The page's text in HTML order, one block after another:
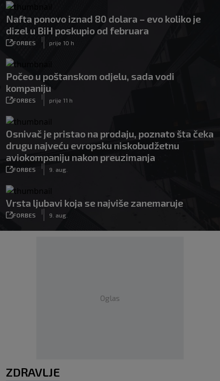
Nafta ponovo iznad 80 dolara – evo koliko je
dizel u BiH poskupio od februara
FORBES
|
prije 10 h
Počeo u poštanskom odjelu, sada vodi
kompaniju
FORBES
|
prije 11 h
Osnivač je pristao na prodaju, poznato šta čeka
drugu najveću evropsku niskobudžetnu
aviokompaniju nakon preuzimanja
FORBES
|
9. aug.
Vrsta ljubavi koja se najviše zanemaruje
FORBES
|
9. aug.
Oglas
ZDRAVLJE